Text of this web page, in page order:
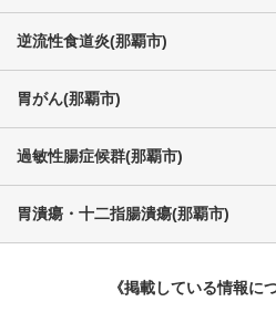
逆流性食道炎(那覇市)
胃がん(那覇市)
過敏性腸症候群(那覇市)
胃潰瘍・十二指腸潰瘍(那覇市)
《掲載している情報に